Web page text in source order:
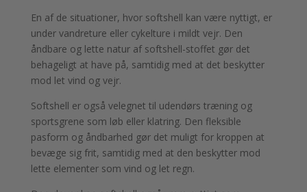
En af de situationer, hvor softshell kan være nyttigt, er
under vandreture eller cykelture i mildt vejr. Den
åndbare og lette natur af softshell-stoffet gør det
behageligt at have på, samtidig med at det beskytter
mod let vind og vejr.
Softshell er også velegnet til udendørs træning og
sportsgrene som løb eller klatring. Den fleksible
pasform og åndbarhed gør det muligt for kroppen at
bevæge sig frit, samtidig med at den beskytter mod
lette elementer som vind og let regn.